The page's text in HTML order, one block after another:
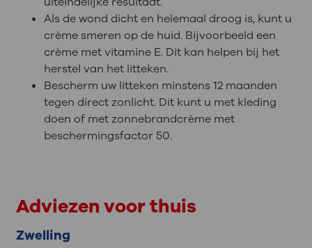
Als de wond dicht en helemaal droog is, kunt u
crème smeren op de huid. Bijvoorbeeld een
crème met vitamine E. Dit kan helpen bij het
herstel van het litteken.
Bescherm uw litteken minstens 12 maanden
tegen direct zonlicht. Dit kunt u met kleding
doen of met zonnebrandcrème met
beschermingsfactor 50.
Adviezen voor thuis
Zwelling